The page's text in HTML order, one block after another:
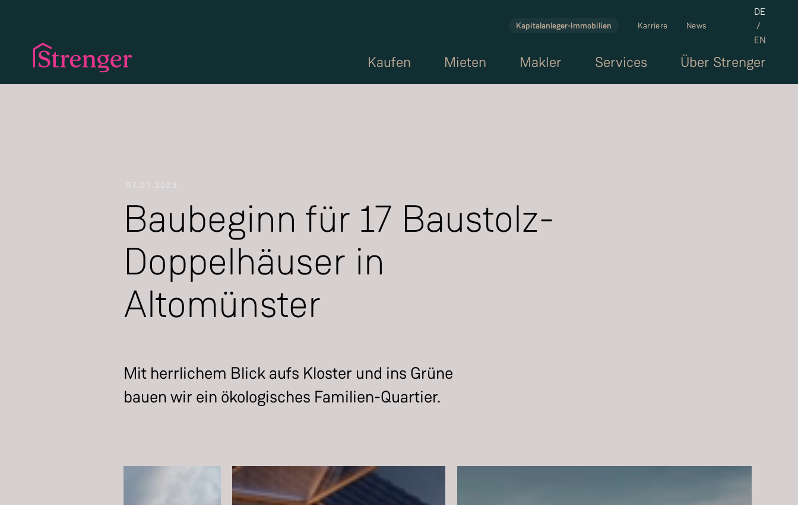
Kapitalanleger-Immobilien Karriere News
Set the
DE
/
EN
Kaufen Mieten Makler Services Über Strenger
Baubeginn für 17 Baustolz-
Doppelhäuser in
Altomünster
Mit herrlichem Blick aufs Kloster und ins Grüne
bauen wir ein ökologisches Familien-Quartier.